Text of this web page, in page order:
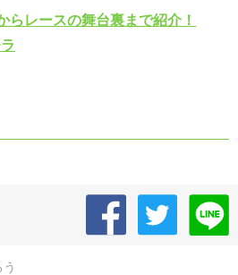
らレースの舞台裏まで紹介！